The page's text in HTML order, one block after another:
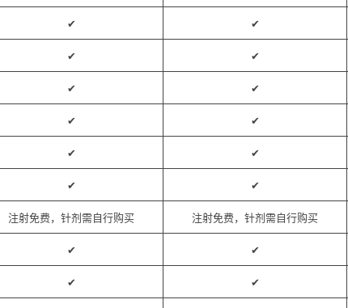
✔ ✔
✔ ✔
✔ ✔
✔ ✔
✔ ✔
✔ ✔
注射免费，针剂需自行购买 注射免费，针剂需自行购买
✔ ✔
✔ ✔